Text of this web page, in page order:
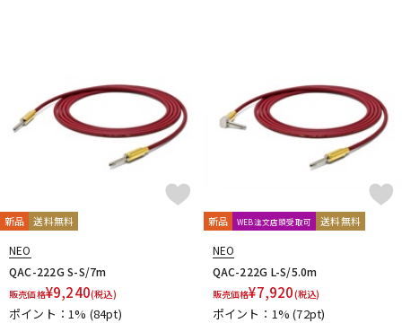
キーボード 電子ピアノ
DJ機器 DTM
新品 送料無料
NEO
QAC-222G S-S/7m
販売価格¥9,240(税込)
ポイント：1% (84pt)
新品 WEB注文店頭受取可 送料無料
NEO
QAC-222G L-S/5.0m
販売価格¥7,920(税込)
ポイント：1%(72pt)